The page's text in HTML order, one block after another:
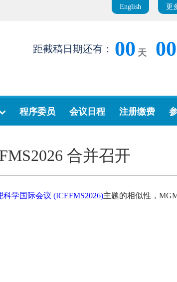
更
English
距截稿日期还有： 00 天 00
程序委员 会议日程 注册缴费
合并召开
学国际会议 (ICEFMS2026)主题的相似性，